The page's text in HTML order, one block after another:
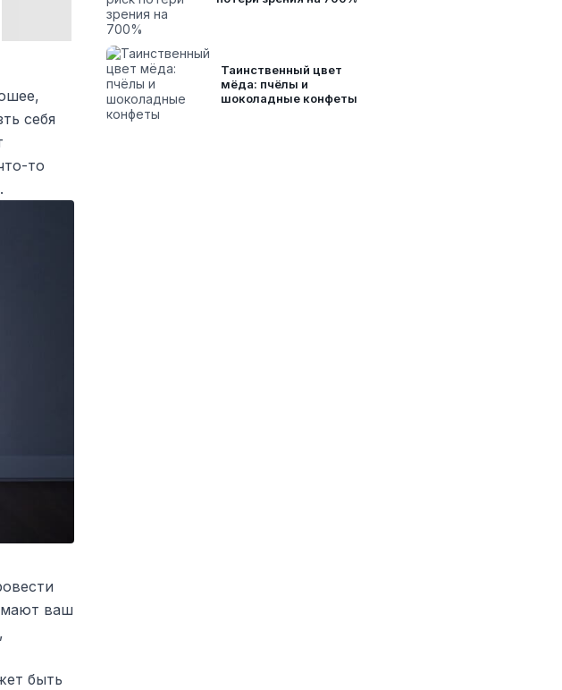
себя
то
ваш
быть
Таинственный цвет
мёда: пчёлы и
шоколадные конфеты